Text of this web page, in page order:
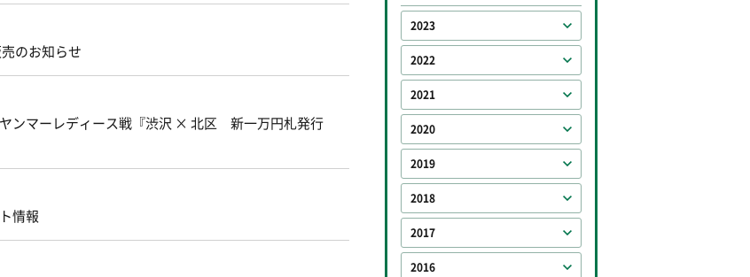
のお知らせ
ンマーレディース戦『渋沢 × 北区 新一万円札発行
情報
2023
2022
2021
2020
2019
2018
2017
2016